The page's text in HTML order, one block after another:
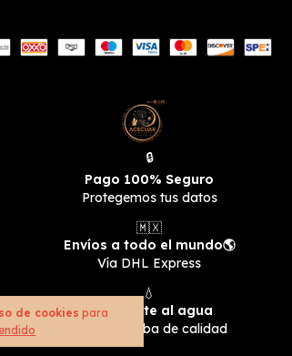
de cookies para
🔒
Pago 100% Seguro
Protegemos tus datos
🇲🇽
Envíos a todo el mundo🌎
Vía DHL Express
💧
Resistente al agua
Se usa prueba de calidad